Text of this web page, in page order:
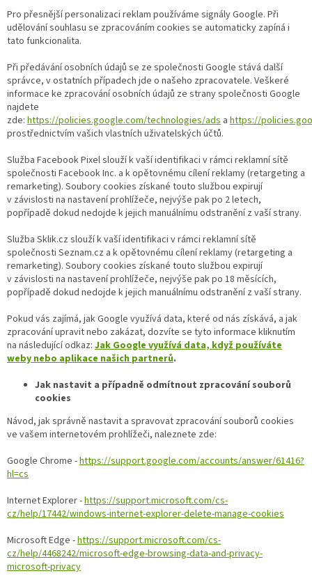
Pro přesnější personalizaci reklam používáme signály Google. Při
udělování souhlasu se zpracováním cookies se automaticky zapíná i
tato funkcionalita.
Při předávání osobních údajů se ze společnosti Google stává další
správce, v ostatních případech jde o našeho zpracovatele. Veškeré
informace ke zpracování osobních údajů ze strany společnosti Google
najdete
zde: https://policies.google.com/technologies/ads a https://
prostřednictvím vašich vlastních uživatelských účtů.
Služba Facebook Pixel slouží k vaší identifikaci v rámci reklamní sítě
společnosti Facebook Inc. a k opětovnému cílení reklamy (retargeting a
remarketing). Soubory cookies získané touto službou expirují
v závislosti na nastavení prohlížeče, nejvýše pak po 2 letech,
popřípadě dokud nedojde k jejich manuálnímu odstranění z vaší strany.
Služba Sklik.cz slouží k vaší identifikaci v rámci reklamní sítě
společnosti Seznam.cz a k opětovnému cílení reklamy (retargeting a
remarketing). Soubory cookies získané touto službou expirují
v závislosti na nastavení prohlížeče, nejvýše pak po 18 měsících,
popřípadě dokud nedojde k jejich manuálnímu odstranění z vaší strany.
Pokud vás zajímá, jak Google využívá data, které od nás získává, a jak
zpracování upravit nebo zakázat, dozvíte se tyto informace kliknutím
na následující odkaz: Jak Google využívá data, když používáte
weby nebo aplikace našich partnerů.
Jak nastavit a případně odmítnout zpracování souborů
cookies
Návod, jak správně nastavit a spravovat zpracování souborů cookies
ve vašem internetovém prohlížeči, naleznete zde:
Google Chrome -https://support.google.com/accounts/answer/61416?
hl=cs
Internet Explorer -https://support.microsoft.com/cs-
cz/help/17442/windows-internet-explorer-delete-manage-cookies
Microsoft Edge -https://support.microsoft.com/cs-
cz/help/4468242/microsoft-edge-browsing-data-and-privacy-
microsoft-privacy